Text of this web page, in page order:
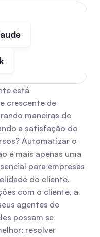
está
crescente de
maneiras de
a satisfação do
Automatizar o
é mais apenas uma
para empresas
do cliente.
com o cliente, a
agentes de
possam se
resolver